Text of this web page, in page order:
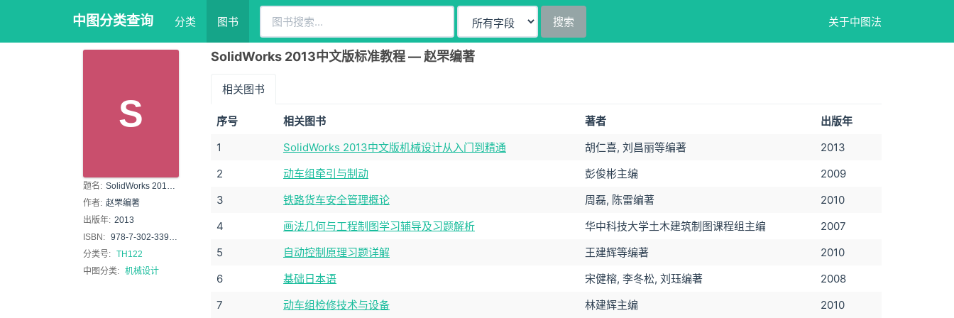
中图分类查询 分类 图书 搜索 关于中图法
S
题名: SolidWorks 2013中文版标准教程
作者: 赵罘编著
出版年: 2013
ISBN: 978-7-302-33949-6
分类号: TH122
中图分类: 机械设计
SolidWorks 2013中文版标准教程 — 赵罘编著
相关图书
序号 相关图书 著者
出版年
1
SolidWorks 2013中文版机械设计从入门到精通 胡仁喜, 刘昌丽等编著
2013
2
动车组牵引与制动 彭俊彬主编
2009
3
铁路货车安全管理概论 周磊, 陈雷编著
2010
4
画法几何与工程制图学习辅导及习题解析 华中科技大学土木建筑制图课程组主编
2007
5
自动控制原理习题详解 王建辉等编著
2010
6
基础日本语 宋健榕, 李冬松, 刘珏编著
2008
7
动车组检修技术与设备 林建辉主编 2010